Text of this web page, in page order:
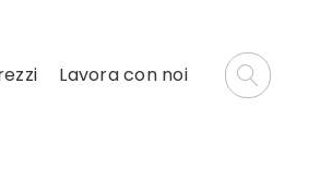
Lavora con noi